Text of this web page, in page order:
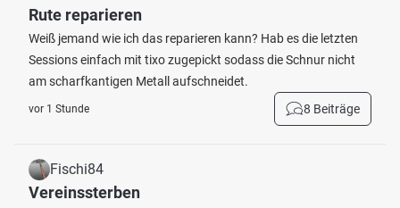
Rute reparieren
Weiß jemand wie ich das reparieren kann? Hab es die letzten
Sessions einfach mit tixo zugepickt sodass die Schnur nicht
am scharfkantigen Metall aufschneidet.
vor 1 Stunde 8 Beiträge
Fischi84
Vereinssterben